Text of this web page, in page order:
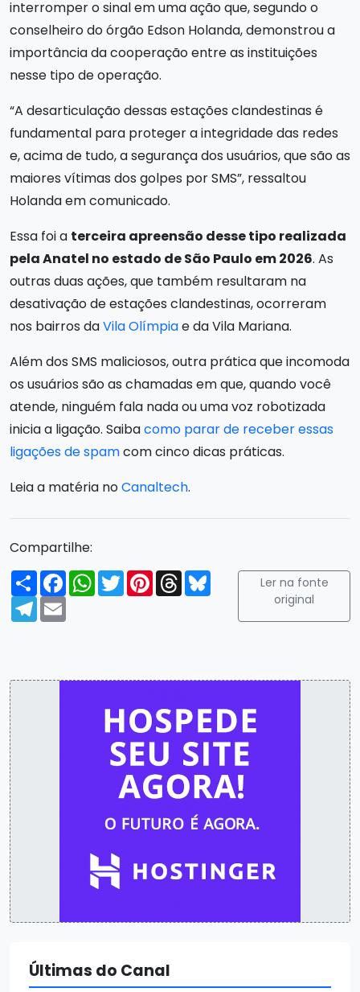
interromper o sinal em uma ação que, segundo o
conselheiro do órgão Edson Holanda, demonstrou a
importância da cooperação entre as instituições
nesse tipo de operação.
“A desarticulação dessas estações clandestinas é
fundamental para proteger a integridade das redes
e, acima de tudo, a segurança dos usuários, que são as
maiores vítimas dos golpes por SMS”, ressaltou
Holanda em comunicado.
Essa foi a terceira apreensão desse tipo realizada
pela Anatel no estado de São Paulo em 2026. As
outras duas ações, que também resultaram na
desativação de estações clandestinas, ocorreram
nos bairros daVila Olímpiae da Vila Mariana.
Além dos SMS maliciosos, outra prática que incomoda
os usuários são as chamadas em que, quando você
atende, ninguém fala nada ou uma voz robotizada
inicia a ligação. Saibacomo parar de receber essas
ligações de spamcom cinco dicas práticas.
Leia a matéria noCanaltech.
Compartilhe:
Compartilhar
FacebookWhatsApp
TwitterPinterest
ThreadsBluesky
Telegram
Email
Ler na fonte
original
Últimas do Canal